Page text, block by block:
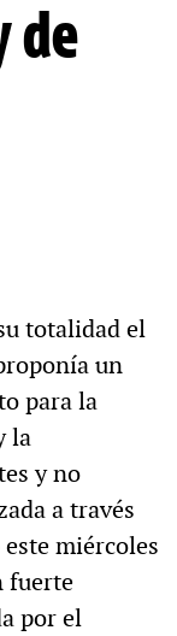
de
totalidad el
un
para la
la
y no
a través
miércoles
fuerte
por el